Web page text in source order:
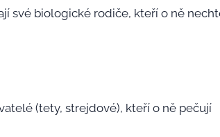
své biologické rodiče, kteří o ně
(tety, strejdové), kteří o ně pečují